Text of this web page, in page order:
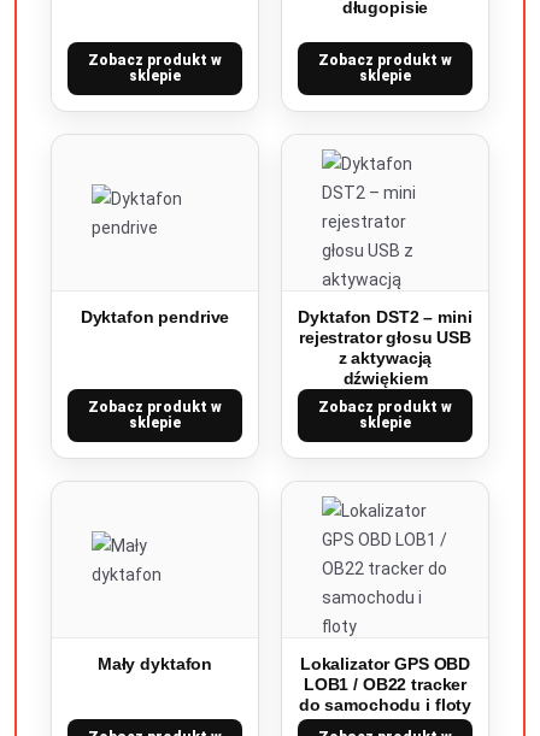
Zobacz produkt w
sklepie
długopisie
Zobacz produkt w
sklepie
Dyktafon pendrive
Zobacz produkt w
sklepie
Dyktafon DST2 – mini
rejestrator głosu USB
z aktywacją
dźwiękiem
Zobacz produkt w
sklepie
Mały dyktafon
Lokalizator GPS OBD
LOB1 / OB22 tracker
do samochodu i floty